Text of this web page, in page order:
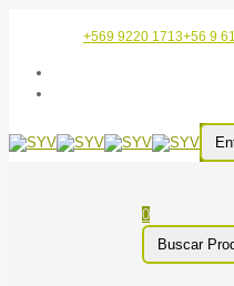
+569 9220 1713+56 9
0